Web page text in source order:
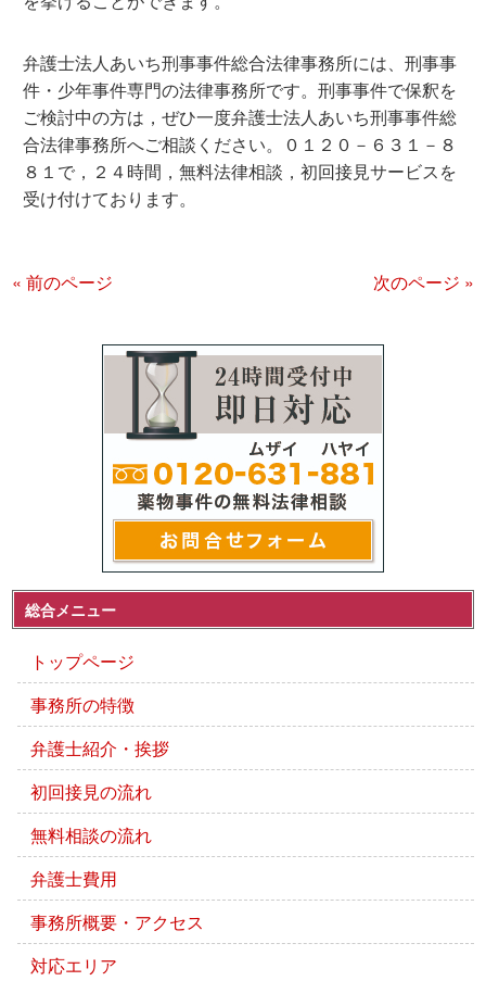
弁護士法人あいち刑事事件総合法律事務所には、刑事事
件・少年事件専門の法律事務所です。刑事事件で保釈を
ご検討中の方は，ぜひ一度弁護士法人あいち刑事事件総
合法律事務所へご相談ください。０１２０－６３１－８
８１で，２４時間，無料法律相談，初回接見サービスを
受け付けております。
« 前のページ 次のページ »
総合メニュー
トップページ
事務所の特徴
弁護士紹介・挨拶
初回接見の流れ
無料相談の流れ
弁護士費用
事務所概要・アクセス
対応エリア